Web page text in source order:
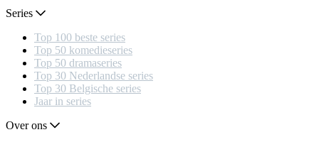
Series
Top 100 beste series
Top 50 komedieseries
Top 50 dramaseries
Top 30 Nederlandse series
Top 30 Belgische series
Jaar in series
Over ons